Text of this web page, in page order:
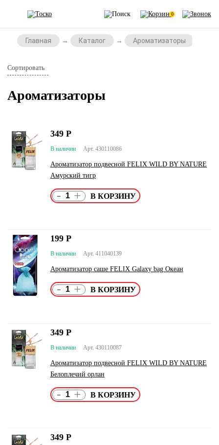
0
Главная Каталог Ароматизаторы
Сортировать
Ароматизаторы
Арт. 430110086
В наличии
Ароматизатор подвесной FELIX WILD BY NATURE
Амурский тигр
349 Р
- +
Арт. 411040139
В наличии
Ароматизатор саше FELIX Galaxy bag Океан
199 Р
- +
Арт. 430110087
В наличии
Ароматизатор подвесной FELIX WILD BY NATURE
Белоплечий орлан
349 Р
- +
349 Р